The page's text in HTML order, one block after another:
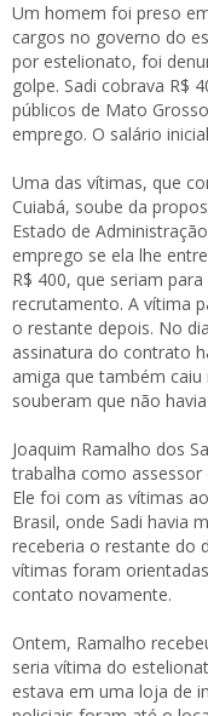
Um homem foi preso
cargos no governo do
por estelionato, foi
golpe. Sadi cobrava R$
públicos de Mato
emprego. O salário
Uma das vítimas, que
Cuiabá, soube da
Estado de
emprego se ela lhe
R$ 400, que seriam
recrutamento. A vítima
o restante depois. No
assinatura do contrato
amiga que também
souberam que não
Joaquim Ramalho dos
trabalha como
Ele foi com as vítimas
Brasil, onde Sadi havia
receberia o restante do
vítimas foram
contato novamente.
Ontem, Ramalho
seria vítima do
estava em uma loja de